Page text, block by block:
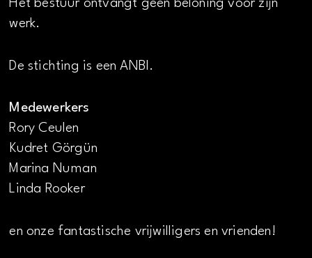
Het bestuur ontvangt geen beloning voor zijn
werk.
De stichting is een ANBI.
Medewerkers
Rory Ceulen
Kudret Görgün
Marina Numan
Linda Rooker
en onze fantastische vrijwilligers en vrienden!